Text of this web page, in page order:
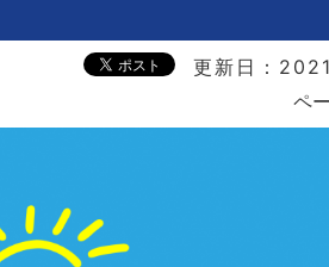
更新日：
ペ